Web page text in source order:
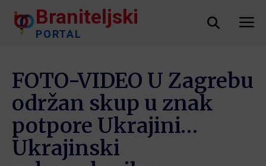
Braniteljski
PORTAL
FOTO-VIDEO U Zagrebu
održan skup u znak
potpore Ukrajini…
Ukrajinski